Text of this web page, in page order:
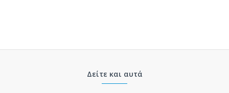
Δείτε και αυτά